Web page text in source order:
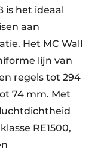
is het ideaal
aan
Het MC Wall
lijn van
regels tot 294
74 mm. Met
luchtdichtheid
RE1500,